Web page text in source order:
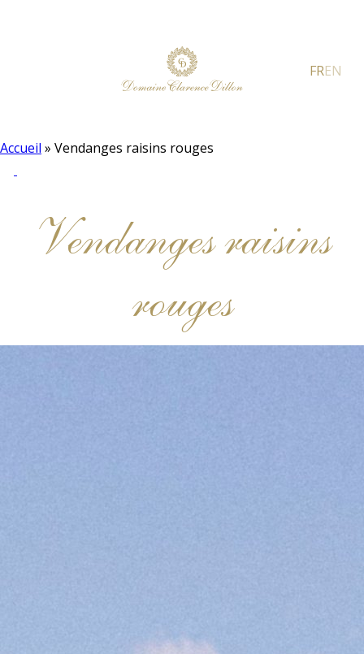
FREN
Accueil » Vendanges raisins rouges
Vendanges raisins
rouges